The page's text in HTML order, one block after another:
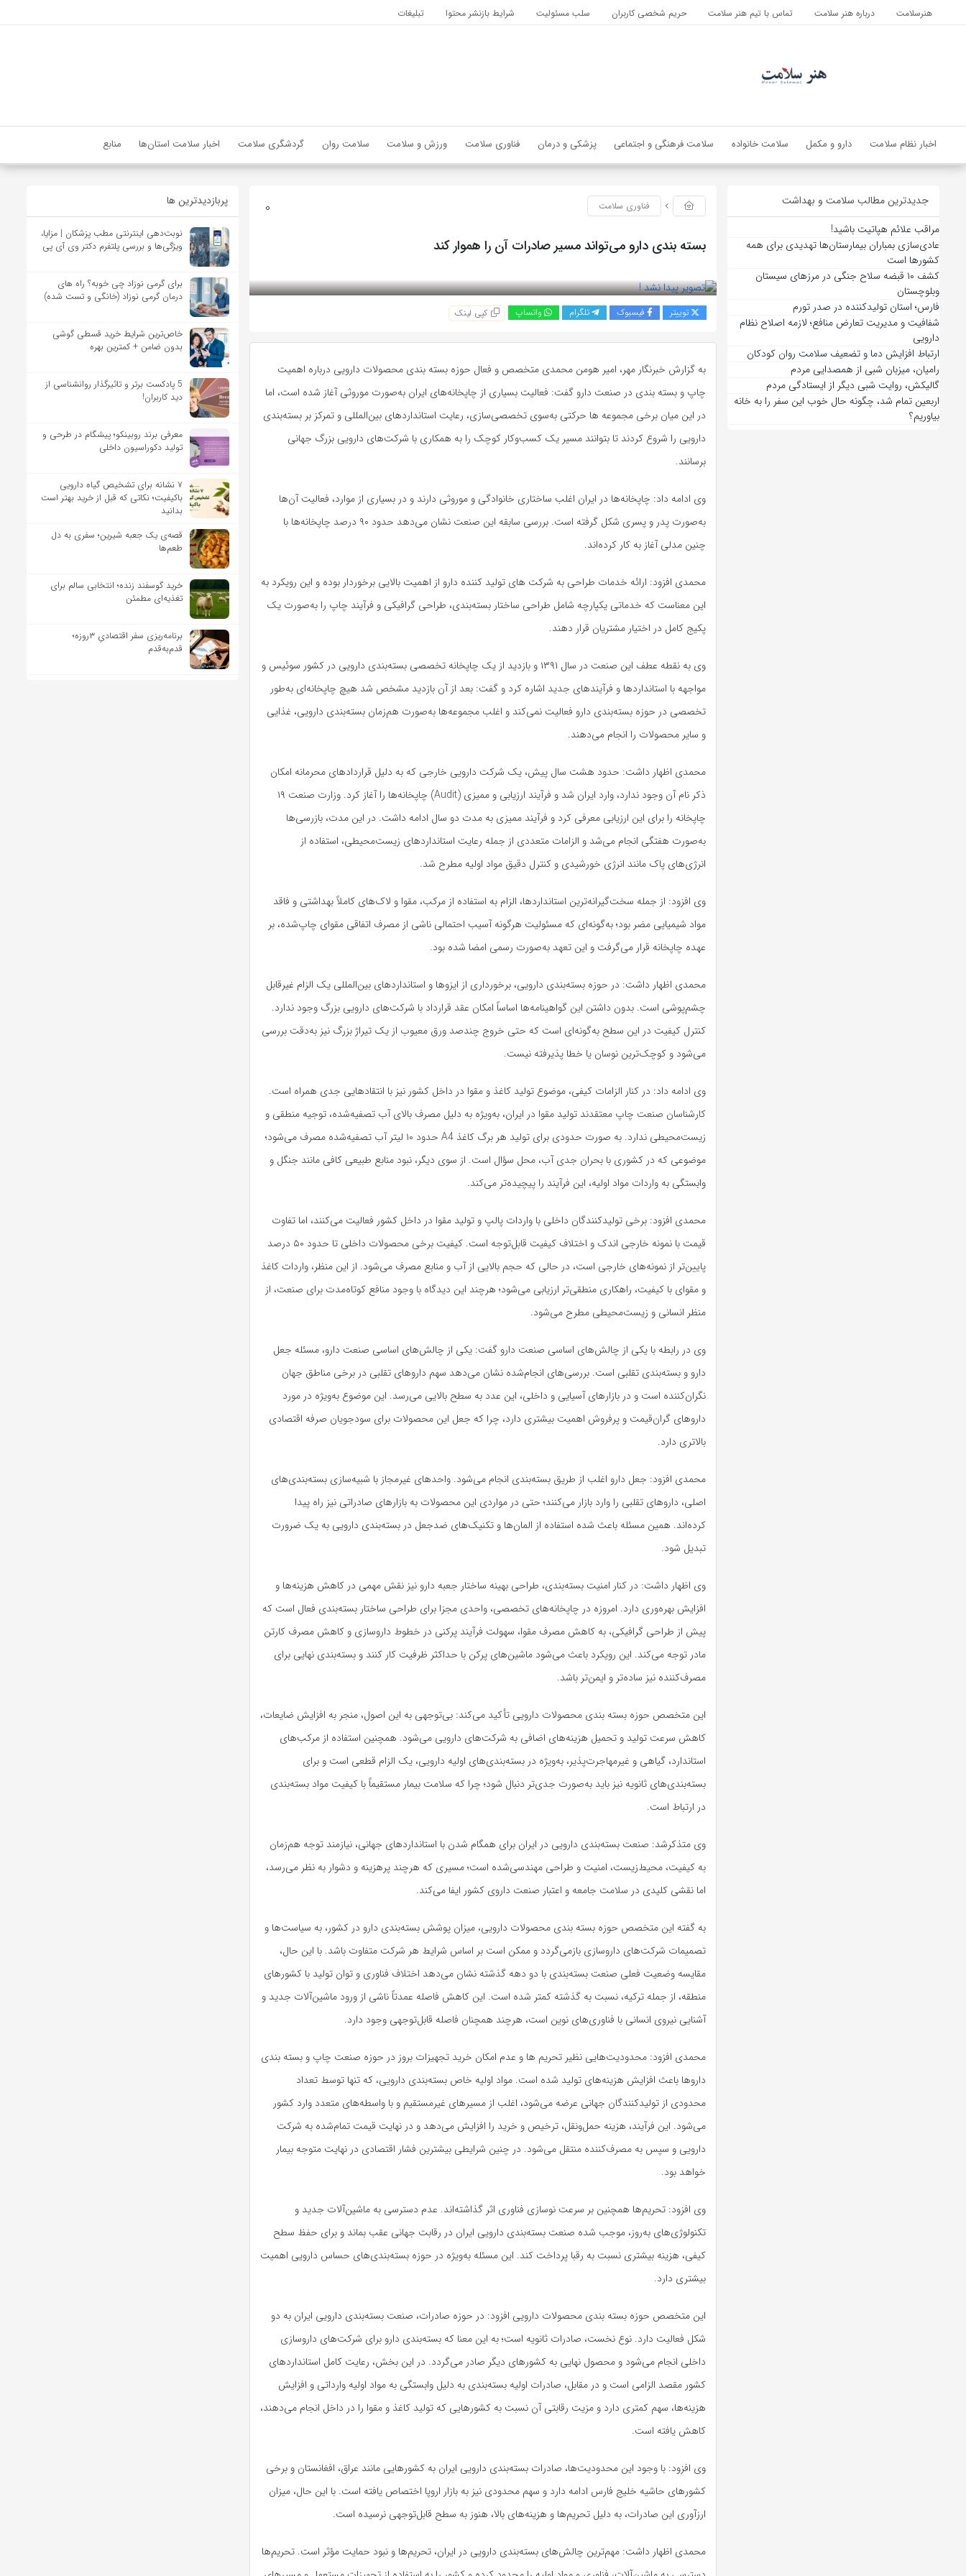
هنرسلامت درباره هنر سلامت تماس با تیم هنر سلامت حریم شخصی کاربران سلب مسئولیت شرایط بازنشر محتوا تبلیغات
اخبار نظام سلامت دارو و مکمل سلامت خانواده سلامت فرهنگی و اجتماعی پزشکی و درمان فناوری سلامت ورزش و سلامت سلامت روان گردشگری سلامت اخبار سلامت استان‌ها منابع
جدیدترین مطالب سلامت و بهداشت
مراقب علائم هپاتیت باشید!
عادی‌سازی بمباران بیمارستان‌ها تهدیدی برای همه
کشورها است
کشف ۱۰ قبضه سلاح جنگی در مرزهای سیستان
وبلوچستان
فارس؛ استان تولیدکننده در صدر تورم
شفافیت و مدیریت تعارض منافع؛ لازمه اصلاح نظام
دارویی
ارتباط افزایش دما و تضعیف سلامت روان کودکان
رامیان، میزبان شبی از همصدایی مردم
گالیکش، روایت شبی دیگر از ایستادگی مردم
اربعین تمام شد، چگونه حال خوب این سفر را به خانه
بیاوریم؟
0 فناوری سلامت
بسته بندی دارو می‌تواند مسیر صادرات آن را هموار کند
توییتر فیسبوک تلگرام واتساپ کپی لینک
به گزارش خبرنگار مهر، امیر هومن محمدی متخصص و فعال حوزه بسته بندی محصولات دارویی درباره اهمیت
چاپ و بسته بندی در صنعت دارو گفت: فعالیت بسیاری از چاپخانه‌های ایران به‌صورت موروثی آغاز شده است، اما
در این میان برخی مجموعه ها حرکتی به‌سوی تخصصی‌سازی، رعایت استانداردهای بین‌المللی و تمرکز بر بسته‌بندی
دارویی را شروع کردند تا بتوانند مسیر یک کسب‌وکار کوچک را به همکاری با شرکت‌های دارویی بزرگ جهانی
برسانند.
وی ادامه داد: چاپخانه‌ها در ایران اغلب ساختاری خانوادگی و موروثی دارند و در بسیاری از موارد، فعالیت آن‌ها
به‌صورت پدر و پسری شکل گرفته است. بررسی سابقه این صنعت نشان می‌دهد حدود ۹۰ درصد چاپخانه‌ها با
چنین مدلی آغاز به کار کرده‌اند.
محمدی افزود: ارائه خدمات طراحی به شرکت های تولید کننده دارو از اهمیت بالایی برخوردار بوده و این رویکرد به
این معناست که خدماتی یکپارچه شامل طراحی ساختار بسته‌بندی، طراحی گرافیکی و فرآیند چاپ را به‌صورت یک
پکیج کامل در اختیار مشتریان قرار دهند.
وی به نقطه عطف این صنعت در سال ۱۳۹۱ و بازدید از یک چاپخانه تخصصی بسته‌بندی دارویی در کشور سوئیس و
مواجهه با استانداردها و فرآیندهای جدید اشاره کرد و گفت: بعد از آن بازدید مشخص شد هیچ چاپخانه‌ای به‌طور
تخصصی در حوزه بسته‌بندی دارو فعالیت نمی‌کند و اغلب مجموعه‌ها به‌صورت هم‌زمان بسته‌بندی دارویی، غذایی
و سایر محصولات را انجام می‌دهند.
محمدی اظهار داشت: حدود هشت سال پیش، یک شرکت دارویی خارجی که به دلیل قراردادهای محرمانه امکان
ذکر نام آن وجود ندارد، وارد ایران شد و فرآیند ارزیابی و ممیزی (Audit) چاپخانه‌ها را آغاز کرد. وزارت صنعت ۱۹
چاپخانه را برای این ارزیابی معرفی کرد و فرآیند ممیزی به مدت دو سال ادامه داشت. در این مدت، بازرسی‌ها
به‌صورت هفتگی انجام می‌شد و الزامات متعددی از جمله رعایت استانداردهای زیست‌محیطی، استفاده از
انرژی‌های پاک مانند انرژی خورشیدی و کنترل دقیق مواد اولیه مطرح شد.
وی افزود: از جمله سخت‌گیرانه‌ترین استانداردها، الزام به استفاده از مرکب، مقوا و لاک‌های کاملاً بهداشتی و فاقد
مواد شیمیایی مضر بود؛ به‌گونه‌ای که مسئولیت هرگونه آسیب احتمالی ناشی از مصرف اتفاقی مقوای چاپ‌شده، بر
عهده چاپخانه قرار می‌گرفت و این تعهد به‌صورت رسمی امضا شده بود.
محمدی اظهار داشت: در حوزه بسته‌بندی دارویی، برخورداری از ایزوها و استانداردهای بین‌المللی یک الزام غیرقابل‌
چشم‌پوشی است. بدون داشتن این گواهینامه‌ها اساساً امکان عقد قرارداد با شرکت‌های دارویی بزرگ وجود ندارد.
کنترل کیفیت در این سطح به‌گونه‌ای است که حتی خروج چندصد ورق معیوب از یک تیراژ بزرگ نیز به‌دقت بررسی
می‌شود و کوچک‌ترین نوسان یا خطا پذیرفته نیست.
وی ادامه داد: در کنار الزامات کیفی، موضوع تولید کاغذ و مقوا در داخل کشور نیز با انتقادهایی جدی همراه است.
کارشناسان صنعت چاپ معتقدند تولید مقوا در ایران، به‌ویژه به دلیل مصرف بالای آب تصفیه‌شده، توجیه منطقی و
زیست‌محیطی ندارد. به صورت حدودی برای تولید هر برگ کاغذ A4 حدود ۱۰ لیتر آب تصفیه‌شده مصرف می‌شود؛
موضوعی که در کشوری با بحران جدی آب، محل سؤال است. از سوی دیگر، نبود منابع طبیعی کافی مانند جنگل و
وابستگی به واردات مواد اولیه، این فرآیند را پیچیده‌تر می‌کند.
محمدی افزود: برخی تولیدکنندگان داخلی با واردات پالپ و تولید مقوا در داخل کشور فعالیت می‌کنند، اما تفاوت
قیمت با نمونه خارجی اندک و اختلاف کیفیت قابل‌توجه است. کیفیت برخی محصولات داخلی تا حدود ۵۰ درصد
پایین‌تر از نمونه‌های خارجی است، در حالی که حجم بالایی از آب و منابع مصرف می‌شود. از این منظر، واردات کاغذ
و مقوای با کیفیت، راهکاری منطقی‌تر ارزیابی می‌شود؛ هرچند این دیدگاه با وجود منافع کوتاه‌مدت برای صنعت، از
منظر انسانی و زیست‌محیطی مطرح می‌شود.
وی در رابطه با یکی از چالش‌های اساسی صنعت دارو گفت: یکی از چالش‌های اساسی صنعت دارو، مسئله جعل
دارو و بسته‌بندی تقلبی است. بررسی‌های انجام‌شده نشان می‌دهد سهم داروهای تقلبی در برخی مناطق جهان
نگران‌کننده است و در بازارهای آسیایی و داخلی، این عدد به سطح بالایی می‌رسد. این موضوع به‌ویژه در مورد
داروهای گران‌قیمت و پرفروش اهمیت بیشتری دارد، چرا که جعل این محصولات برای سودجویان صرفه اقتصادی
بالاتری دارد.
محمدی افزود: جعل دارو اغلب از طریق بسته‌بندی انجام می‌شود. واحدهای غیرمجاز با شبیه‌سازی بسته‌بندی‌های
اصلی، داروهای تقلبی را وارد بازار می‌کنند؛ حتی در مواردی این محصولات به بازارهای صادراتی نیز راه پیدا
کرده‌اند. همین مسئله باعث شده استفاده از المان‌ها و تکنیک‌های ضدجعل در بسته‌بندی دارویی به یک ضرورت
تبدیل شود.
وی اظهار داشت: در کنار امنیت بسته‌بندی، طراحی بهینه ساختار جعبه دارو نیز نقش مهمی در کاهش هزینه‌ها و
افزایش بهره‌وری دارد. امروزه در چاپخانه‌های تخصصی، واحدی مجزا برای طراحی ساختار بسته‌بندی فعال است که
پیش از طراحی گرافیکی، به کاهش مصرف مقوا، سهولت فرآیند پرکنی در خطوط داروسازی و کاهش مصرف کارتن
مادر توجه می‌کند. این رویکرد باعث می‌شود ماشین‌های پرکن با حداکثر ظرفیت کار کنند و بسته‌بندی نهایی برای
مصرف‌کننده نیز ساده‌تر و ایمن‌تر باشد.
این متخصص حوزه بسته بندی محصولات دارویی تأکید می‌کند: بی‌توجهی به این اصول، منجر به افزایش ضایعات،
کاهش سرعت تولید و تحمیل هزینه‌های اضافی به شرکت‌های دارویی می‌شود. همچنین استفاده از مرکب‌های
استاندارد، گیاهی و غیرمهاجرت‌پذیر، به‌ویژه در بسته‌بندی‌های اولیه دارویی، یک الزام قطعی است و برای
بسته‌بندی‌های ثانویه نیز باید به‌صورت جدی‌تر دنبال شود؛ چرا که سلامت بیمار مستقیماً با کیفیت مواد بسته‌بندی
در ارتباط است.
وی متذکرشد: صنعت بسته‌بندی دارویی در ایران برای همگام شدن با استانداردهای جهانی، نیازمند توجه هم‌زمان
به کیفیت، محیط‌زیست، امنیت و طراحی مهندسی‌شده است؛ مسیری که هرچند پرهزینه و دشوار به نظر می‌رسد،
اما نقشی کلیدی در سلامت جامعه و اعتبار صنعت داروی کشور ایفا می‌کند.
به گفته این متخصص حوزه بسته بندی محصولات دارویی، میزان پوشش بسته‌بندی دارو در کشور، به سیاست‌ها و
تصمیمات شرکت‌های داروسازی بازمی‌گردد و ممکن است بر اساس شرایط هر شرکت متفاوت باشد. با این حال،
مقایسه وضعیت فعلی صنعت بسته‌بندی با دو دهه گذشته نشان می‌دهد اختلاف فناوری و توان تولید با کشورهای
منطقه، از جمله ترکیه، نسبت به گذشته کمتر شده است. این کاهش فاصله عمدتاً ناشی از ورود ماشین‌آلات جدید و
آشنایی نیروی انسانی با فناوری‌های نوین است، هرچند همچنان فاصله قابل‌توجهی وجود دارد.
محمدی افزود: محدودیت‌هایی نظیر تحریم ها و عدم امکان خرید تجهیزات بروز در حوزه صنعت چاپ و بسته بندی
داروها باعث افزایش هزینه‌های تولید شده است. مواد اولیه خاص بسته‌بندی دارویی، که تنها توسط تعداد
محدودی از تولیدکنندگان جهانی عرضه می‌شود، اغلب از مسیرهای غیرمستقیم و با واسطه‌های متعدد وارد کشور
می‌شود. این فرآیند، هزینه حمل‌ونقل، ترخیص و خرید را افزایش می‌دهد و در نهایت قیمت تمام‌شده به شرکت
دارویی و سپس به مصرف‌کننده منتقل می‌شود. در چنین شرایطی بیشترین فشار اقتصادی در نهایت متوجه بیمار
خواهد بود.
وی افزود: تحریم‌ها همچنین بر سرعت نوسازی فناوری اثر گذاشته‌اند. عدم دسترسی به ماشین‌آلات جدید و
تکنولوژی‌های به‌روز، موجب شده صنعت بسته‌بندی دارویی ایران در رقابت جهانی عقب بماند و برای حفظ سطح
کیفی، هزینه بیشتری نسبت به رقبا پرداخت کند. این مسئله به‌ویژه در حوزه بسته‌بندی‌های حساس دارویی اهمیت
بیشتری دارد.
این متخصص حوزه بسته بندی محصولات دارویی افزود: در حوزه صادرات، صنعت بسته‌بندی دارویی ایران به دو
شکل فعالیت دارد. نوع نخست، صادرات ثانویه است؛ به این معنا که بسته‌بندی دارو برای شرکت‌های داروسازی
داخلی انجام می‌شود و محصول نهایی به کشورهای دیگر صادر می‌گردد. در این بخش، رعایت کامل استانداردهای
کشور مقصد الزامی است و در مقابل، صادرات اولیه بسته‌بندی به دلیل وابستگی به مواد اولیه وارداتی و افزایش
هزینه‌ها، سهم کمتری دارد و مزیت رقابتی آن نسبت به کشورهایی که تولید کاغذ و مقوا را در داخل انجام می‌دهند،
کاهش یافته است.
وی افزود: با وجود این محدودیت‌ها، صادرات بسته‌بندی دارویی ایران به کشورهایی مانند عراق، افغانستان و برخی
کشورهای حاشیه خلیج فارس ادامه دارد و سهم محدودی نیز به بازار اروپا اختصاص یافته است. با این حال، میزان
ارزآوری این صادرات، به دلیل تحریم‌ها و هزینه‌های بالا، هنوز به سطح قابل‌توجهی نرسیده است.
محمدی اظهار داشت: مهم‌ترین چالش‌های بسته‌بندی دارویی در ایران، تحریم‌ها و نبود حمایت مؤثر است. تحریم‌ها
پربازدیدترین ها
نوبت‌دهی اینترنتی مطب پزشکان | مزایا،
ویژگی‌ها و بررسی پلتفرم دکتر وی آی پی
برای گرمی نوزاد چی خوبه؟ راه های
درمان گرمی نوزاد (خانگی و تست شده)
خاص‌ترین شرایط خرید قسطی گوشی
بدون ضامن + کمترین بهره
5 پادکست برتر و تاثیرگذار روانشناسی از
دید کاربران!
معرفی برند روبینکو؛ پیشگام در طرحی و
تولید دکوراسیون داخلی
۷ نشانه برای تشخیص گیاه دارویی
باکیفیت؛ نکاتی که قبل از خرید بهتر است
بدانید
قصه‌ی یک جعبه شیرین؛ سفری به دل
طعم‌ها
خرید گوسفند زنده؛ انتخابی سالم برای
تغذیه‌ای مطمئن
برنامه‌ریزی سفر اقتصادیِ ۳روزه؛
قدم‌به‌قدم